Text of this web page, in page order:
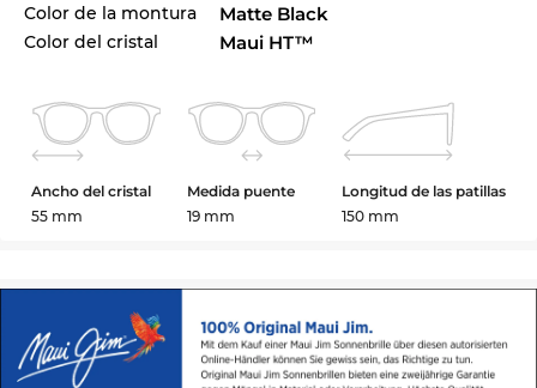
Color de la montura Matte Black
Color del cristal Maui HT™
Ancho del cristal
55 mm
Medida puente
19 mm
Longitud de las patillas
150 mm